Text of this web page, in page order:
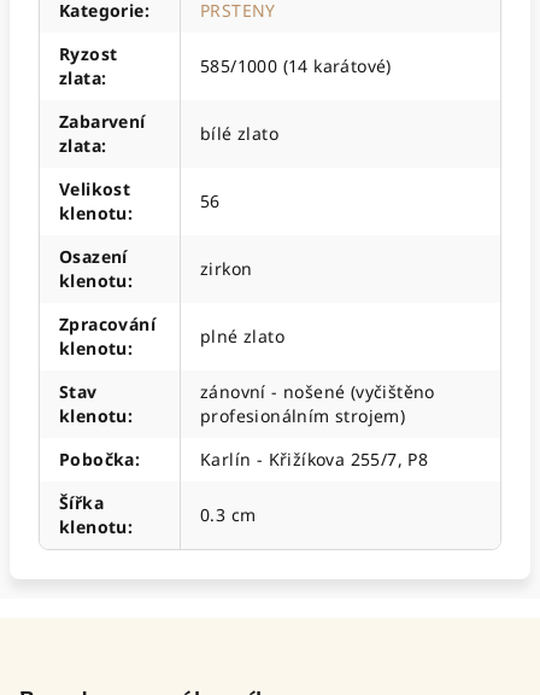
Kategorie:
PRSTENY
Ryzost
zlata:
585/1000 (14 karátové)
Zabarvení
zlata:
bílé zlato
Velikost
klenotu:
56
Osazení
klenotu:
zirkon
Zpracování
klenotu:
plné zlato
Stav
klenotu:
zánovní - nošené (vyčištěno
profesionálním strojem)
Pobočka:
Karlín - Křižíkova 255/7, P8
Šířka
klenotu:
0.3 cm